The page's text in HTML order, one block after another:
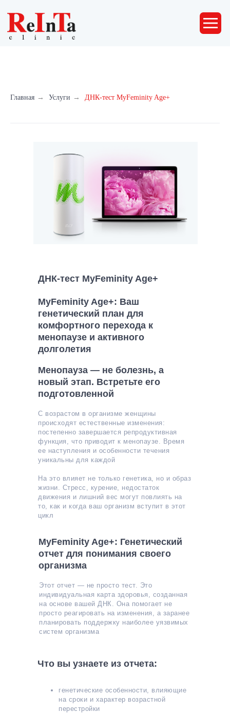
Главная → Услуги → ДНК-тест MyFeminity Age+
ДНК-тест MyFeminity Age+
MyFeminity Age+: Ваш
генетический план для
комфортного перехода к
менопаузе и активного
долголетия
Менопауза — не болезнь, а
новый этап. Встретьте его
подготовленной
С возрастом в организме женщины
происходят естественные изменения:
постепенно завершается репродуктивная
функция, что приводит к менопаузе. Время
ее наступления и особенности течения
уникальны для каждой
На это влияет не только генетика, но и образ
жизни. Стресс, курение, недостаток
движения и лишний вес могут повлиять на
то, как и когда ваш организм вступит в этот
цикл
MyFeminity Age+: Генетический
отчет для понимания своего
организма
Этот отчет — не просто тест. Это
индивидуальная карта здоровья, созданная
на основе вашей ДНК. Она помогает не
просто реагировать на изменения, а заранее
планировать поддержку наиболее уязвимых
систем организма
Что вы узнаете из отчета:
генетические особенности, влияющие
на сроки и характер возрастной
перестройки